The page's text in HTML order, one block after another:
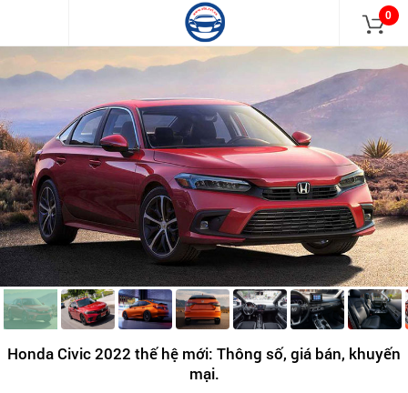
0
Honda Civic 2022 thế hệ mới: Thông số, giá bán, khuyến
mại.